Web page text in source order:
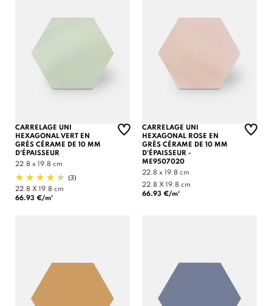
CARRELAGE UNI
HEXAGONAL VERT EN
GRÈS CÉRAME DE 10 MM
D'ÉPAISSEUR
22.8 x 19.8 cm
(3)
22.8 X 19.8 cm
66.93 €/m²
CARRELAGE UNI
HEXAGONAL ROSE EN
GRÈS CÉRAME DE 10 MM
D'ÉPAISSEUR -
ME9507020
22.8 x 19.8 cm
22.8 X 19.8 cm
66.93 €/m²